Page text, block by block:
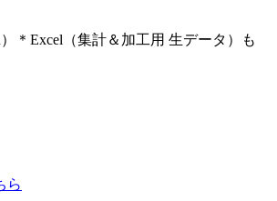
＊Excel（集計＆加工用 生データ）も
ら